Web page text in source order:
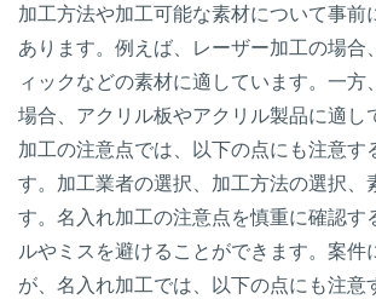
加工方法や加工可能な素材について事前
あります。例えば、レーザー加工の場合
ィックなどの素材に適しています。一方
場合、アクリル板やアクリル製品に適し
加工の注意点では、以下の点にも注意す
す。加工業者の選択、加工方法の選択、
す。名入れ加工の注意点を慎重に確認す
ルやミスを避けることができます。案件
が、名入れ加工では、以下の点にも注意